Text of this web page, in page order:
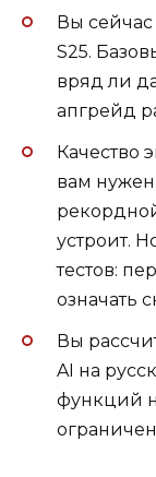
Вы сейчас
S25.
вряд ли
апгрейд
Качество
вам
устроит.
тестов:
означать
Вы
AI на
функций